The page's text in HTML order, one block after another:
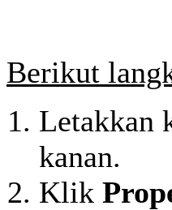
Berikut
Letakkan
kanan.
Klik